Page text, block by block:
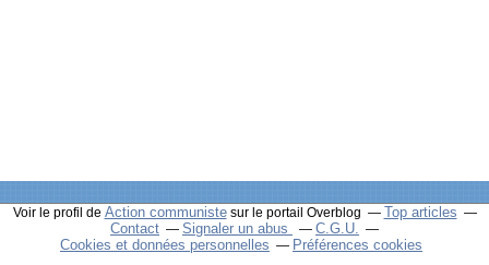
Voir le profil de Action communistesur le portail Overblog
Top articles
Contact
Signaler un abus
C.G.U.
Cookies et données personnelles
Préférences cookies